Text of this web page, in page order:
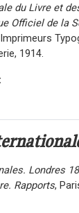
du Livre et
Officiel de la
1914.
Londres
Rapports,